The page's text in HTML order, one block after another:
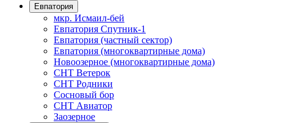
Евпатория
мкр. Исмаил-бей
Евпатория Спутник-1
Евпатория (частный сектор)
Евпатория (многоквартирные дома)
Новоозерное (многоквартирные дома)
СНТ Ветерок
СНТ Родники
Сосновый бор
СНТ Авиатор
Заозерное